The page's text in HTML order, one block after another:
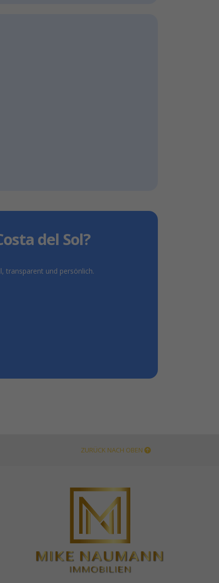
del Sol?
transparent und persönlich.
ZURÜCK NACH OBEN